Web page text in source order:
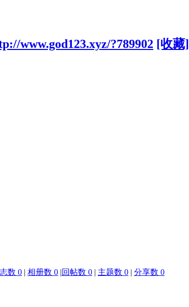
www.god123.xyz/?789902 [收藏]
数 0 | 相册数 0 |回帖数 0 | 主题数 0 | 分享数 0